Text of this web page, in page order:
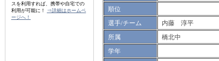
スを利用すれば、携帯や自宅での
利用が可能に！
⇒詳細はホームペ
ージへ！
順位
選手/チーム
内藤 淳平
所属
橋北中
学年